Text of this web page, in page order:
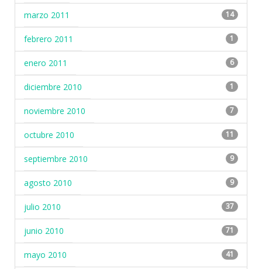
marzo 2011 14
febrero 2011 1
enero 2011 6
diciembre 2010 1
noviembre 2010 7
octubre 2010 11
septiembre 2010 9
agosto 2010 9
julio 2010 37
junio 2010 71
mayo 2010 41